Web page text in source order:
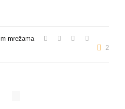
mrežama
2